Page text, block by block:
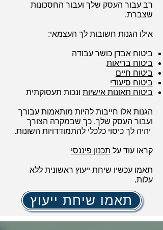
רב עבור העסק שלך ועבור החסכונות
שצברת.
אילו הגנות חשובות לך העצמאי:
ביטוח אבדן כושר עבודה
ביטוח בריאות
ביטוח חיים
ביטוח סיעודי
ביטוח תאונות אישיות ונכות תעסוקתית
הגנות אלו חייבות להיות מותאמות עבורך
ועבור העסק שלך, כך שבמקרה הצורך
יהיה לך כיסוי כלכלי להתמודדויות השונות.
קראו עוד על תכנון פיננסי
תאמו עכשיו שיחת ייעוץ ראשונית ללא
עלות.
תאמו שיחת ייעוץ